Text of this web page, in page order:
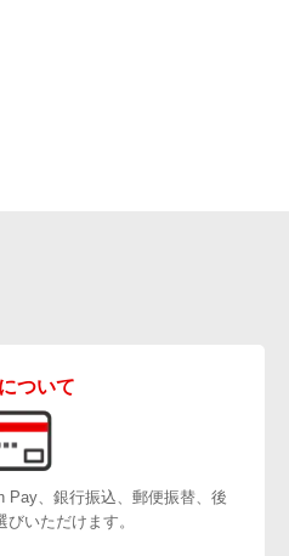
ついて
Pay、銀行振込、郵便振替、後
いただけます。